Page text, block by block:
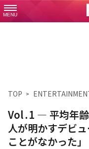
MENU
TOP
Vol․1 ― 平均年
人が明かすデビ
ことがなかった」